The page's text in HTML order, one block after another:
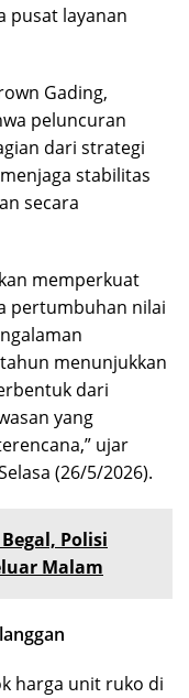
pusat layanan
Gading,
peluncuran
dari strategi
stabilitas
secara
memperkuat
pertumbuhan nilai
menunjukkan
dari
yang
ujar
(26/5/2026).
Polisi
Malam
harga unit ruko di